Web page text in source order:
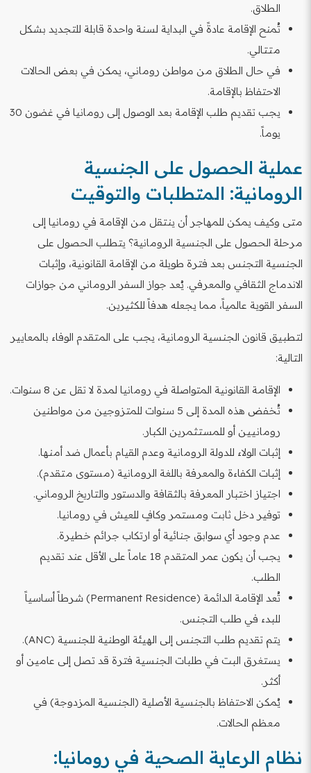
الطلاق.
تُمنح الإقامة عادةً في البداية لسنة واحدة قابلة للتجديد بشكل
متتالي.
في حال الطلاق من مواطن روماني، يمكن في بعض الحالات
الاحتفاظ بالإقامة.
يجب تقديم طلب الإقامة بعد الوصول إلى رومانيا في غضون 30
يوماً.
عملية الحصول على الجنسية
الرومانية: المتطلبات والتوقيت
متى وكيف يمكن للمهاجر أن ينتقل من الإقامة في رومانيا إلى
مرحلة الحصول على الجنسية الرومانية؟ يتطلب الحصول على
الجنسية التجنس بعد فترة طويلة من الإقامة القانونية، وإثبات
الاندماج الثقافي والمعرفي. يُعد جواز السفر الروماني من جوازات
السفر القوية عالمياً، مما يجعله هدفاً للكثيرين.
لتطبيق قانون الجنسية الرومانية، يجب على المتقدم الوفاء بالمعايير
التالية:
الإقامة القانونية المتواصلة في رومانيا لمدة لا تقل عن 8 سنوات.
تُخفض هذه المدة إلى 5 سنوات للمتزوجين من مواطنين
رومانيين أو للمستثمرين الكبار.
إثبات الولاء للدولة الرومانية وعدم القيام بأعمال ضد أمنها.
إثبات الكفاءة والمعرفة باللغة الرومانية (مستوى متقدم).
اجتياز اختبار المعرفة بالثقافة والدستور والتاريخ الروماني.
توفير دخل ثابت ومستمر وكافٍ للعيش في رومانيا.
عدم وجود أي سوابق جنائية أو ارتكاب جرائم خطيرة.
يجب أن يكون عمر المتقدم 18 عاماً على الأقل عند تقديم
الطلب.
تُعد الإقامة الدائمة (Permanent Residence) شرطاً أساسياً
للبدء في طلب التجنس.
يتم تقديم طلب التجنس إلى الهيئة الوطنية للجنسية (ANC).
يستغرق البت في طلبات الجنسية فترة قد تصل إلى عامين أو
أكثر.
يُمكن الاحتفاظ بالجنسية الأصلية (الجنسية المزدوجة) في
معظم الحالات.
نظام الرعاية الصحية في رومانيا: